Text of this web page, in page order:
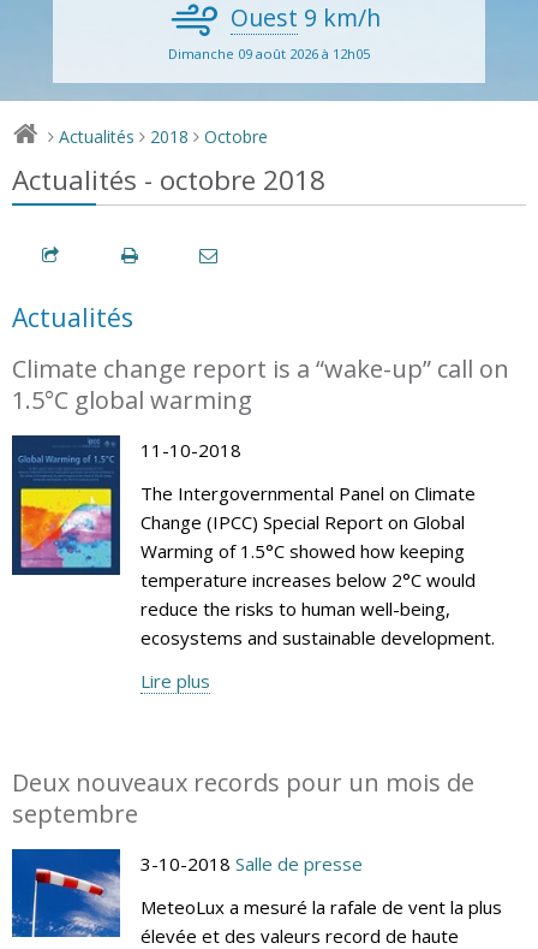
Ouest 9 km/h
Dimanche 09 août 2026 à 12h05
> Actualités > 2018 > Octobre
Actualités - octobre 2018
Actualités
Climate change report is a “wake-up” call on
1.5°C global warming
11-10-2018
The Intergovernmental Panel on Climate
Change (IPCC) Special Report on Global
Warming of 1.5°C showed how keeping
temperature increases below 2°C would
reduce the risks to human well-being,
ecosystems and sustainable development.
Lire plus
Deux nouveaux records pour un mois de
septembre
3-10-2018 Salle de presse
MeteoLux a mesuré la rafale de vent la plus
élevée et des valeurs record de haute